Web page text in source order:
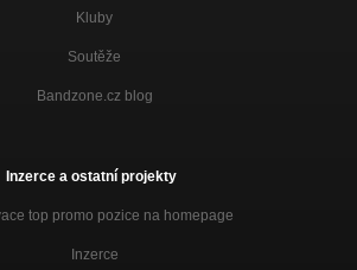
Kluby
Soutěže
Bandzone.cz blog
Inzerce a ostatní projekty
top promo pozice na homepage
Inzerce